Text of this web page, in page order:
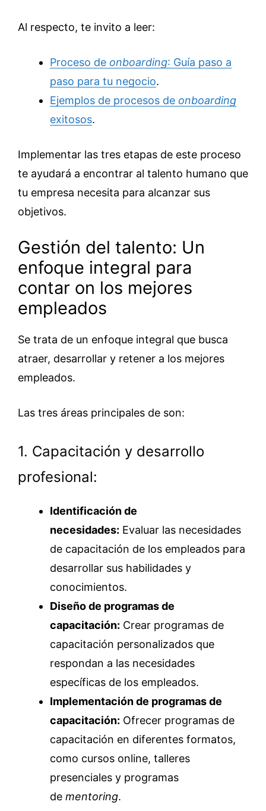
Al respecto, te invito a leer:
Proceso de onboarding: Guía paso a
paso para tu negocio.
Ejemplos de procesos de onboarding
exitosos.
Implementar las tres etapas de este proceso
te ayudará a encontrar al talento humano que
tu empresa necesita para alcanzar sus
objetivos.
Gestión del talento: Un
enfoque integral para
contar on los mejores
empleados
Se trata de un enfoque integral que busca
atraer, desarrollar y retener a los mejores
empleados.
Las tres áreas principales de son:
1. Capacitación y desarrollo
profesional:
Identificación de
necesidades: Evaluar las necesidades
de capacitación de los empleados para
desarrollar sus habilidades y
conocimientos.
Diseño de programas de
capacitación: Crear programas de
capacitación personalizados que
respondan a las necesidades
específicas de los empleados.
Implementación de programas de
capacitación: Ofrecer programas de
capacitación en diferentes formatos,
como cursos online, talleres
presenciales y programas
de mentoring.